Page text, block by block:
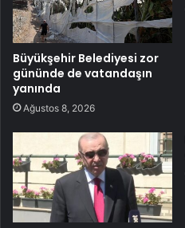
Büyükşehir Belediyesi zor
gününde de vatandaşın
yanında
Ağustos 8, 2026